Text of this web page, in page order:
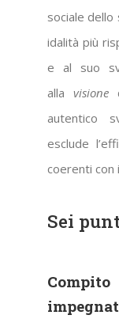
sociale
idalità più
e al suo
alla visione
autentico
esclude
coerenti con
Sei